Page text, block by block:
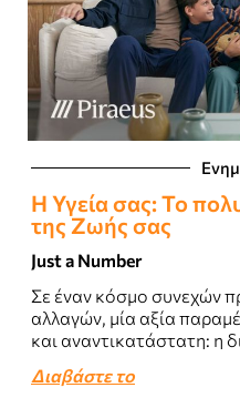
Η Υγεία σας: Το
της Ζωής σας
Just a Number
Σε έναν κόσμο συνεχών
αλλαγών, μία αξία
και αναντικατάστατη: η
Διαβάστε το